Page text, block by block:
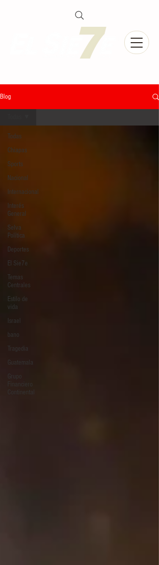
Blog
Todas
Chiapas
Sports
Nacional
Internacional
Interés
General
Selva
Política
Deportes
El Sie7e
Temas
Centrales
Estilo de
vida
Israel
bano
Tragedia
Guatemala
Grupo
Financiero
Continental